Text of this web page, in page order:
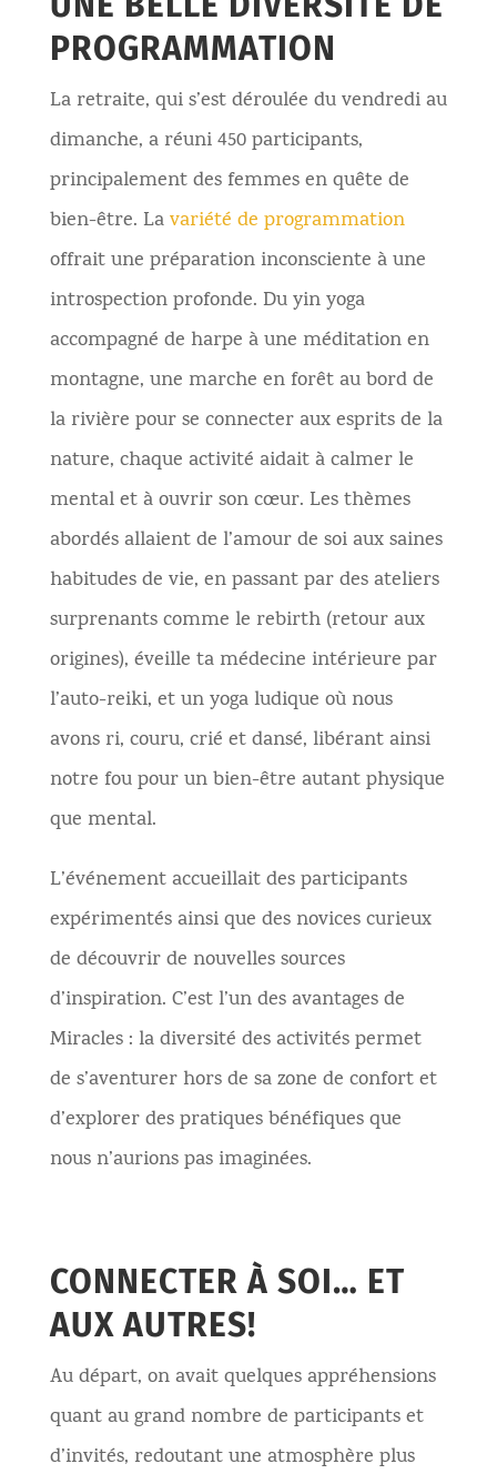
PROGRAMMATION
La retraite, qui s’est déroulée du vendredi au
dimanche, a réuni 450 participants,
principalement des femmes en quête de
bien-être. Lavariété de programmation
offrait une préparation inconsciente à une
introspection profonde. Du yin yoga
accompagné de harpe à une méditation en
montagne, une marche en forêt au bord de
la rivière pour se connecter aux esprits de la
nature, chaque activité aidait à calmer le
mentalet à ouvrir son cœur. Les thèmes
abordés allaient de l’amour de soi aux saines
habitudes de vie, en passant par des ateliers
surprenants comme le rebirth (retour aux
origines), éveille ta médecine intérieure par
l’auto-reiki, et un yoga ludique où nous
avons ri, couru, crié et dansé, libérant ainsi
notre fou pour un bien-être autant physique
que mental.
L’événement accueillait des participants
expérimentés ainsi que des novices curieux
de découvrir de nouvelles sources
d’inspiration. C’est l’un des avantages de
Miracles : la diversité des activités permet
de s’aventurer hors de sa zone de confort et
d’explorer des pratiques bénéfiques que
nous n’aurions pas imaginées.
CONNECTER À SOI… ET
AUX AUTRES!
Au départ, on avait quelques appréhensions
quant au grand nombre de participants et
d’invités, redoutant une atmosphère plus